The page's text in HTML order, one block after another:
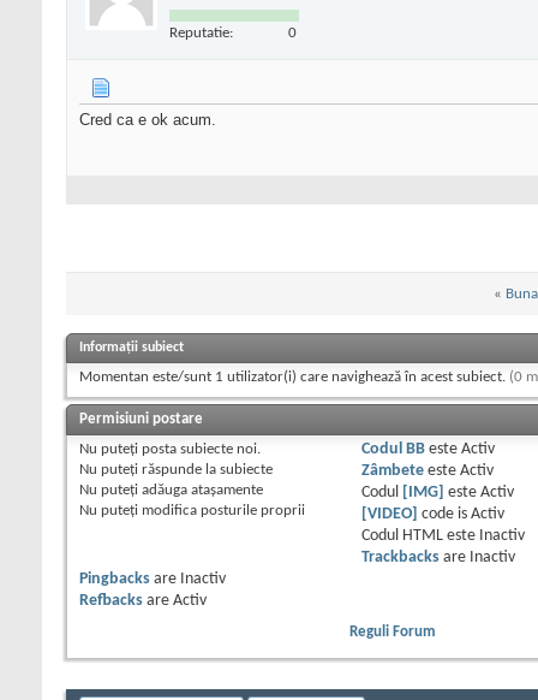
Reputatie: 0
Cred ca e ok acum.
«
Informații subiect
Momentan este/sunt 1 utilizator(i) care navighează în acest subiect. (0
Permisiuni postare
Nu puteţi posta subiecte noi.
Nu puteţi răspunde la subiecte
Nu puteţi adăuga ataşamente
Nu puteţi modifica posturile proprii
Codul BBeste Activ
Zâmbeteeste Activ
Codul
[IMG] este Activ
[VIDEO]
code is Activ
Codul HTML este
Inactiv
Trackbacksare
Inactiv
Pingbacks are
Inactiv
Refbacks are Activ
Reguli Forum